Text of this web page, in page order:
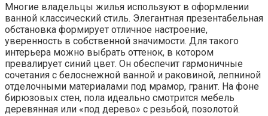
Многие владельцы жилья используют в оформлении
ванной классический стиль. Элегантная презентабельная
обстановка формирует отличное настроение,
уверенность в собственной значимости. Для такого
интерьера можно выбрать оттенок, в котором
превалирует синий цвет. Он обеспечит гармоничные
сочетания с белоснежной ванной и раковиной, лепниной
отделочными материалами под мрамор, гранит. На фоне
бирюзовых стен, пола идеально смотрится мебель
деревянная или «под дерево» с резьбой, позолотой.